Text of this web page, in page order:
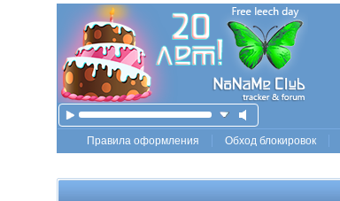
Правила оформления Обход блокировок